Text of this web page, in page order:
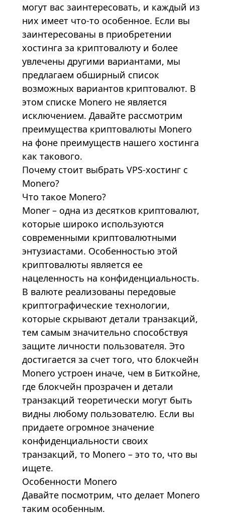
могут вас заинтересовать, и каждый из
них имеет что-то особенное. Если вы
заинтересованы в приобретении
хостинга за криптовалюту и более
увлечены другими вариантами, мы
предлагаем обширный список
возможных вариантов криптовалют. В
этом списке Monero не является
исключением. Давайте рассмотрим
преимущества криптовалюты Monero
на фоне преимуществ нашего хостинга
как такового.
Почему стоит выбрать VPS-хостинг с
Monero?
Что такое Monero?
Moner – одна из десятков криптовалют,
которые широко используются
современными криптовалютными
энтузиастами. Особенностью этой
криптовалюты является ее
нацеленность на конфиденциальность.
В валюте реализованы передовые
криптографические технологии,
которые скрывают детали транзакций,
тем самым значительно способствуя
защите личности пользователя. Это
достигается за счет того, что блокчейн
Monero устроен иначе, чем в Биткойне,
где блокчейн прозрачен и детали
транзакций теоретически могут быть
видны любому пользователю. Если вы
придаете огромное значение
конфиденциальности своих
транзакций, то Monero – это то, что вы
ищете.
Особенности Monero
Давайте посмотрим, что делает Monero
таким особенным.